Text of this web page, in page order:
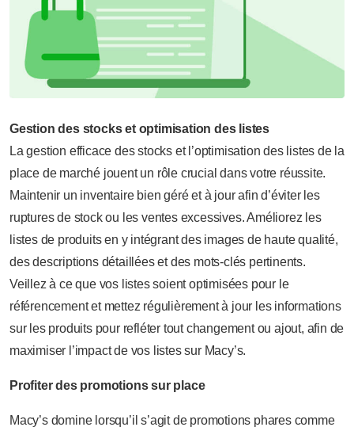
Gestion des stocks et optimisation des listes
La gestion efficace des stocks et l’optimisation des listes de la
place de marché jouent un rôle crucial dans votre réussite.
Maintenir un inventaire bien géré et à jour afin d’éviter les
ruptures de stock ou les ventes excessives. Améliorez les
listes de produits en y intégrant des images de haute qualité,
des descriptions détaillées et des mots-clés pertinents.
Veillez à ce que vos listes soient optimisées pour le
référencement et mettez régulièrement à jour les informations
sur les produits pour refléter tout changement ou ajout, afin de
maximiser l’impact de vos listes sur Macy’s.
Profiter des promotions sur place
Macy’s domine lorsqu’il s’agit de promotions phares comme